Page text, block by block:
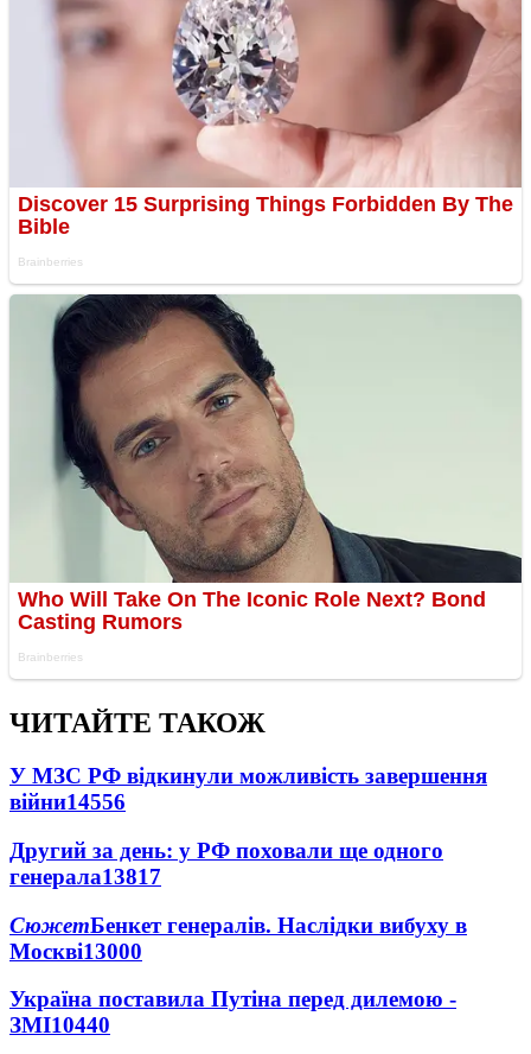
ЧИТАЙТЕ ТАКОЖ
У МЗС РФ відкинули можливість завершення
війни14556
Другий за день: у РФ поховали ще одного
генерала13817
СюжетБенкет генералів. Наслідки вибуху в
Москві13000
Україна поставила Путіна перед дилемою -
ЗМІ10440